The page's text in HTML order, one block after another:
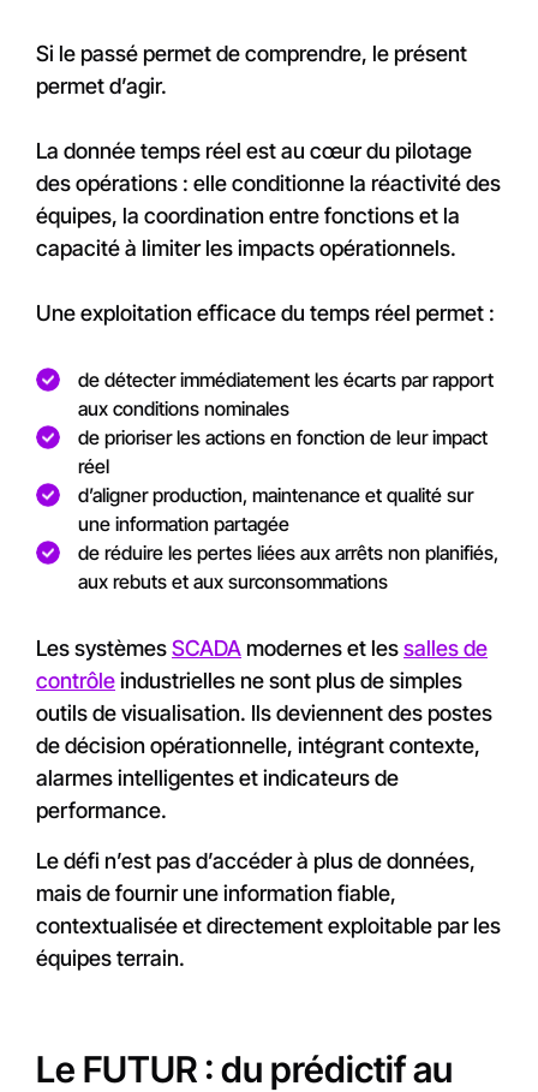
Si le passé permet de comprendre, le présent
permet d’agir.
La donnée temps réel est au cœur du pilotage
des opérations : elle conditionne la réactivité des
équipes, la coordination entre fonctions et la
capacité à limiter les impacts opérationnels.
Une exploitation efficace du temps réel permet :
de détecter immédiatement les écarts par rapport
aux conditions nominales
de prioriser les actions en fonction de leur impact
réel
d’aligner production, maintenance et qualité sur
une information partagée
de réduire les pertes liées aux arrêts non planifiés,
aux rebuts et aux surconsommations
Les systèmesSCADA modernes et lessalles de
contrôleindustrielles ne sont plus de simples
outils de visualisation. Ils deviennent des postes
de décision opérationnelle, intégrant contexte,
alarmes intelligentes et indicateurs de
performance.
Le défi n’est pas d’accéder à plus de données,
mais de fournir une information fiable,
contextualisée et directement exploitable par les
équipes terrain.
Le FUTUR : du prédictif au